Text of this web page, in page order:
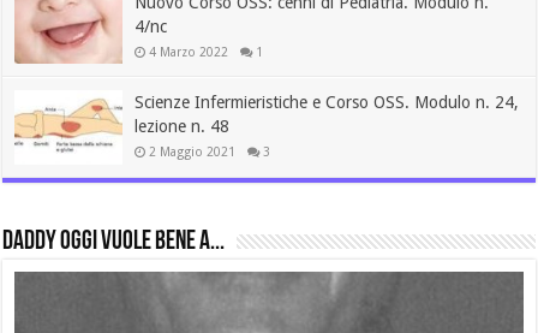
4/nc
4 Marzo 2022 1
Scienze Infermieristiche e Corso OSS. Modulo n. 24,
lezione n. 48
2 Maggio 2021 3
daddy oggi vuole bene a...